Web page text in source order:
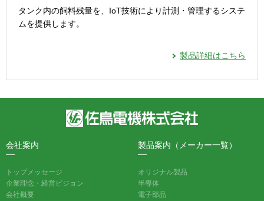
タンク内の飼料残量を、IoT技術により計測・管理するシステ
ムを提供します。
製品詳細はこちら
会社案内
トップメッセージ
企業理念・経営ビジョン
会社概要
製品案内（メーカー一覧）
オリジナル製品
半導体
電子部品